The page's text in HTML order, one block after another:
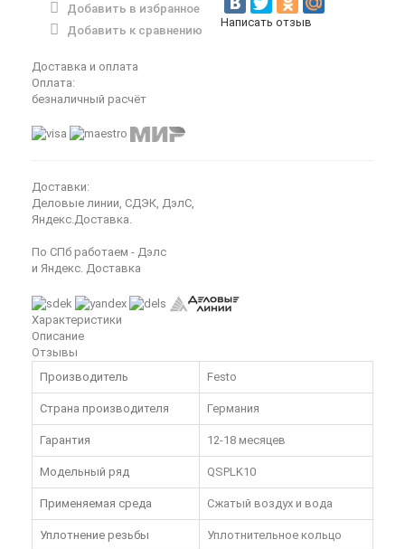
Добавить в избранное
Добавить к сравнению
Написать отзыв
Доставка и оплата
Оплата:
безналичный расчёт
Доставки:
Деловые линии, СДЭК, ДэлС,
Яндекс.Доставка.
По СПб работаем - Дэлс
и Яндекс. Доставка
Характеристики
Описание
Отзывы
Производитель
Festo
Страна производителя Германия
Гарантия 12-18 месяцев
Модельный ряд QSPLK10
Применяемая среда Сжатый воздух и вода
Уплотнение резьбы Уплотнительное кольцо